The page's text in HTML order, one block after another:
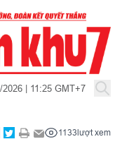
| 11:25 GMT+7
1133lượt xem